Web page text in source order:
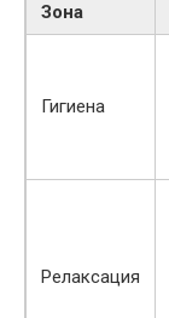
Зона
Гигиена
Релаксация